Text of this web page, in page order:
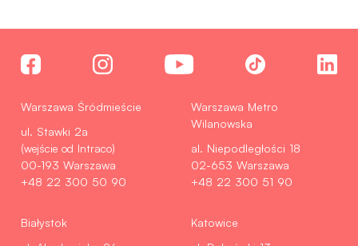
Warszawa Śródmieście
ul. Stawki 2a
(wejście od Intraco)
00-193 Warszawa
+48 22 300 50 90
Warszawa Metro
Wilanowska
al. Niepodległości 18
02-653 Warszawa
+48 22 300 51 90
Białystok
Katowice